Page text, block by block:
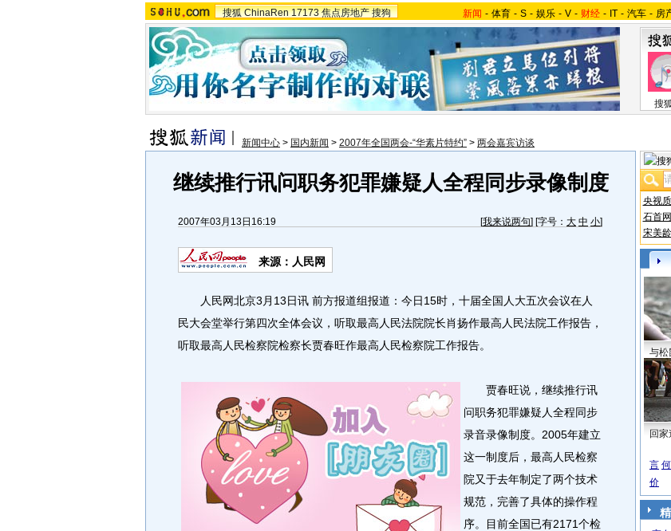
搜狐 ChinaRen 17173 焦点房地产 搜狗 新闻 - 体育 - S - 娱乐 - V - 财经 - IT - 汽车 - 房
搜
新闻中心 > 国内新闻 > 2007年全国两会-“华素片特约” > 两会嘉宾访谈
继续推行讯问职务犯罪嫌疑人全程同步录像制度
2007年03月13日16:19 [我来说两句] [字号： 大 中 小]
来源：人民网
人民网北京3月13日讯 前方报道组报道：今日15时，十届全国人大五次会议在人
民大会堂举行第四次全体会议，听取最高人民法院院长肖扬作最高人民法院工作报告，
听取最高人民检察院检察长贾春旺作最高人民检察院工作报告。
贾春旺说，继续推行讯
问职务犯罪嫌疑人全程同步
录音录像制度。2005年建立
这一制度后，最高人民检察
院又于去年制定了两个技术
规范，完善了具体的操作程
序。目前全国已有2171个检
央视
石首
宋美
与松
回
言
价